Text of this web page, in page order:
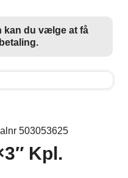
kan du vælge at få
503053625
Kpl.